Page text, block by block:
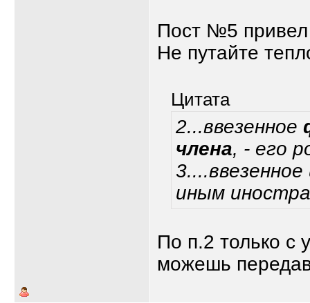
Пост №5 привел
Не путайте
Цитата
2...ввезенное
члена, - его
иным
По п.2 только с
можешь